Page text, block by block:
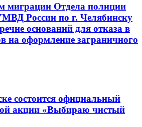
миграции Отдела полиции
России по г. Челябинску
оснований для отказа в
на оформление заграничного
состоится официальный
акции «Выбираю чистый